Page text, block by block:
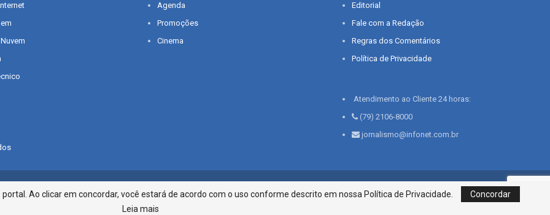
Agenda
Promoções
Cinema
Editorial
Fale com a Redação
Regras dos Comentários
Política de Privacidade
Atendimento ao Cliente 24 horas:
(79) 2106-8000
jornalismo@infonet.com.br
Infonet - Rua Monsenhor Silveira 276, Bairro São José | Aracaju-SE, CEP 49015-030, Fone: 79.2106.8000 - CI
Centro de Informações LTDA
Ao clicar em concordar, você estará de acordo com o uso conforme descrito em nossa Política de Privacidade.
Concordar
Leia mais